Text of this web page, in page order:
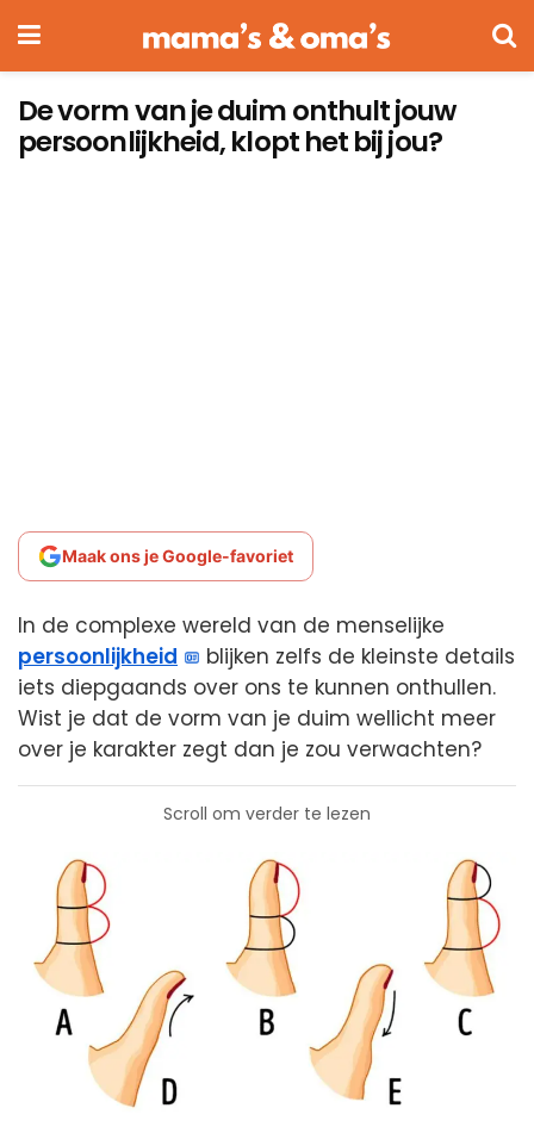
De vorm van je duim onthult jouw
persoonlijkheid, klopt het bij jou?
Maak ons je Google-favoriet
In de complexe wereld van de menselijke
persoonlijkheid
blijken zelfs de kleinste details
iets diepgaands over ons te kunnen onthullen.
Wist je dat de vorm van je duim wellicht meer
over je karakter zegt dan je zou verwachten?
Scroll om verder te lezen